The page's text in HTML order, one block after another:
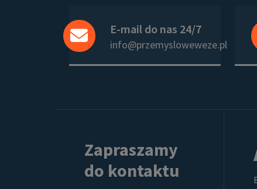
E-mail do nas 24/7
info@przemysloweweze.pl
Zapraszamy
do kontaktu